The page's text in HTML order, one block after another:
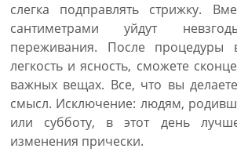
слегка подправлять стрижку.
сантиметрами уйдут
переживания. После процедуры
легкость и ясность, сможете
важных вещах. Все, что вы
смысл. Исключение: людям,
или субботу, в этот день
изменения прически.